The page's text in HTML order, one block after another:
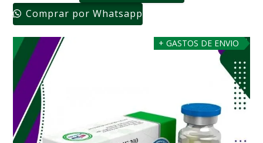
Comprar por Whatsapp
+ GASTOS DE ENVIO